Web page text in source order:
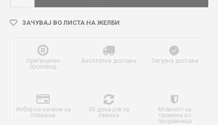
ЗАЧУВАЈ ВО ЛИСТА НА ЖЕЛБИ
Оригинален
производ
Бесплатна достава Сигурна достава
Избор на начини за
плаќање
30 дена рок за
замена
Можност за
промена во
продавница